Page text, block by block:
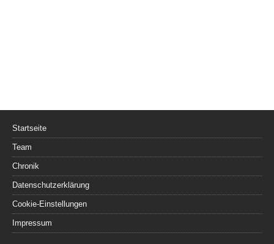
Startseite
Team
Chronik
Datenschutzerklärung
Cookie-Einstellungen
Impressum